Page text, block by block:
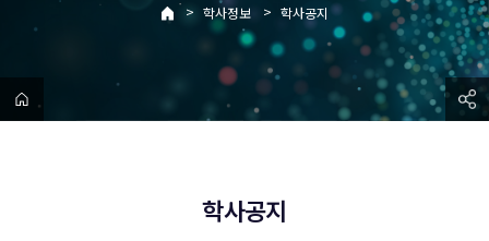
> 학사정보 > 학사공지
학사공지